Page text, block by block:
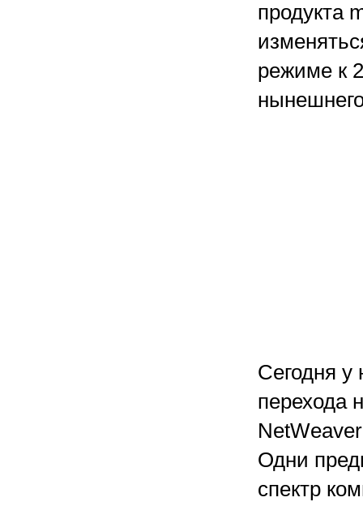
продукта
режиме к
Сегодня у
перехода
Одни
спектр